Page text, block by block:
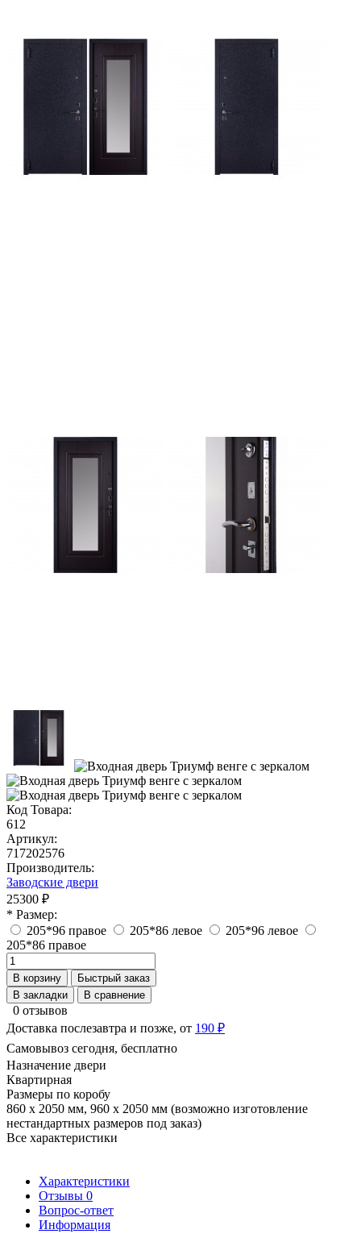
Код Товара:
612
Артикул:
717202576
Производитель:
Заводские двери
25300 ₽
* Размер:
205*96 правое
205*86 левое
205*96 левое
205*86 правое
В корзину
Быстрый заказ
В закладки
В сравнение
0 отзывов
Доставка послезавтра и позже, от 190 ₽
Самовывоз сегодня, бесплатно
Назначение двери
Квартирная
Размеры по коробу
860 x 2050 мм, 960 x 2050 мм (возможно изготовление
нестандартных размеров под заказ)
Все характеристики
Характеристики
Отзывы 0
Вопрос-ответ
Информация